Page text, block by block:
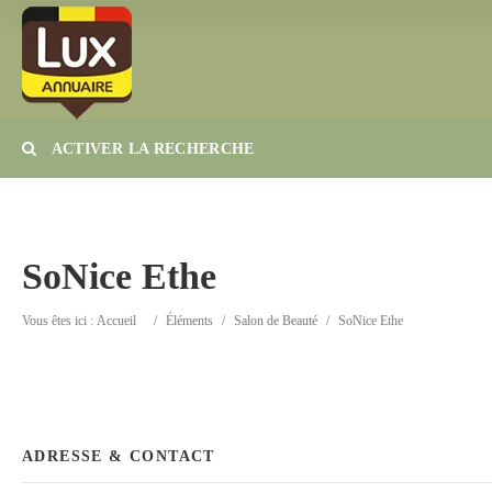
ACTIVER LA RECHERCHE
SoNice Ethe
Vous êtes ici : Accueil / Éléments / Salon de Beauté / SoNice Ethe
ADRESSE & CONTACT